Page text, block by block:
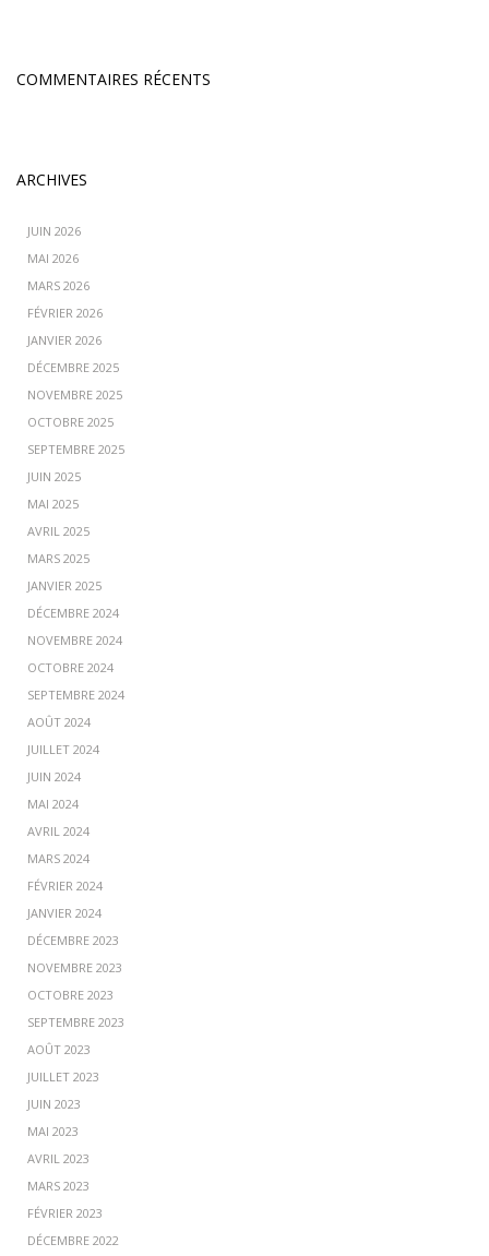
COMMENTAIRES RÉCENTS
ARCHIVES
JUIN 2026
MAI 2026
MARS 2026
FÉVRIER 2026
JANVIER 2026
DÉCEMBRE 2025
NOVEMBRE 2025
OCTOBRE 2025
SEPTEMBRE 2025
JUIN 2025
MAI 2025
AVRIL 2025
MARS 2025
JANVIER 2025
DÉCEMBRE 2024
NOVEMBRE 2024
OCTOBRE 2024
SEPTEMBRE 2024
AOÛT 2024
JUILLET 2024
JUIN 2024
MAI 2024
AVRIL 2024
MARS 2024
FÉVRIER 2024
JANVIER 2024
DÉCEMBRE 2023
NOVEMBRE 2023
OCTOBRE 2023
SEPTEMBRE 2023
AOÛT 2023
JUILLET 2023
JUIN 2023
MAI 2023
AVRIL 2023
MARS 2023
FÉVRIER 2023
DÉCEMBRE 2022